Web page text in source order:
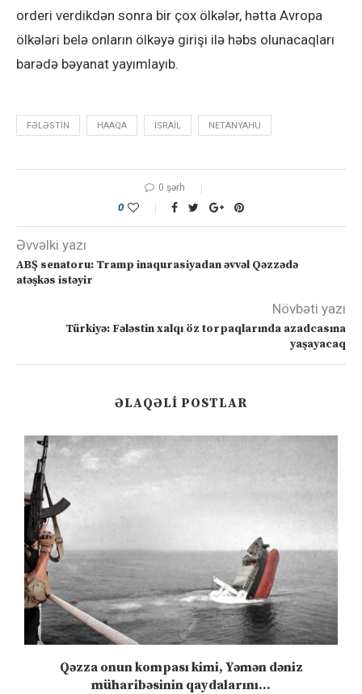
orderi verdikdən sonra bir çox ölkələr, hətta Avropa
ölkələri belə onların ölkəyə girişi ilə həbs olunacaqları
barədə bəyanat yayımlayıb.
FƏLƏSTIN HAAQA ISRAIL NETANYAHU
0 şərh
0
Əvvəlki yazı
ABŞ senatoru: Tramp inaqurasiyadan əvvəl Qəzzədə
atəşkəs istəyir
Növbəti yazı
Türkiyə: Fələstin xalqı öz torpaqlarında azadcasına
yaşayacaq
ƏLAQƏLI POSTLAR
Qəzza onun kompası kimi, Yəmən dəniz
müharibəsinin qaydalarını...